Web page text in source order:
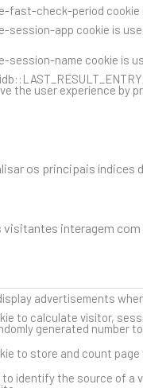
fast-check-period cookie
session-app cookie is
session-name cookie is
the user experience by
os principais
interagem
advertisements
to calculate visitor,
generated number
to store and count page
identify the source of a